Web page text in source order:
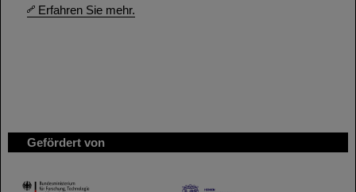
Erfahren Sie mehr.
Gefördert von
HMWK